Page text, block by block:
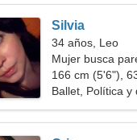
Silvia
34 años, Leo
Mujer busca
166 cm (5'6"),
Ballet, Política y